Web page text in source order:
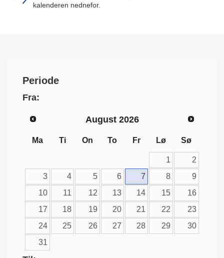
kalenderen nednefor.
Periode
Fra:
August 2026
Ma Ti On To Fr Lø Sø
1
2
3
4 5 6 7 8
9
10
11 12 13 14 15
16
17
18 19 20 21 22
23
24
25 26 27 28 29
30
31